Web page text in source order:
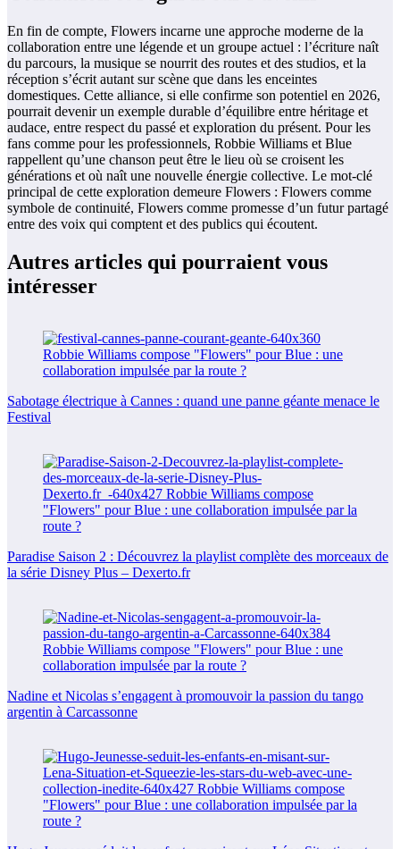
En fin de compte, Flowers incarne une approche moderne de la
collaboration entre une légende et un groupe actuel : l’écriture naît
du parcours, la musique se nourrit des routes et des studios, et la
réception s’écrit autant sur scène que dans les enceintes
domestiques. Cette alliance, si elle confirme son potentiel en 2026,
pourrait devenir un exemple durable d’équilibre entre héritage et
audace, entre respect du passé et exploration du présent. Pour les
fans comme pour les professionnels, Robbie Williams et Blue
rappellent qu’une chanson peut être le lieu où se croisent les
générations et où naît une nouvelle énergie collective. Le mot-clé
principal de cette exploration demeure Flowers : Flowers comme
symbole de continuité, Flowers comme promesse d’un futur partagé
entre des voix qui comptent et des publics qui écoutent.
Autres articles qui pourraient vous
intéresser
Sabotage électrique à Cannes : quand une panne géante menace le
Festival
Paradise Saison 2 : Découvrez la playlist complète des morceaux de
la série Disney Plus – Dexerto.fr
Nadine et Nicolas s’engagent à promouvoir la passion du tango
argentin à Carcassonne